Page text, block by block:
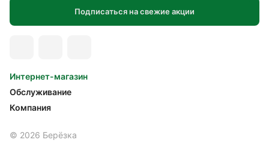
Подписаться на свежие акции
Интернет-магазин
Обслуживание
Компания
© 2026 Берёзка